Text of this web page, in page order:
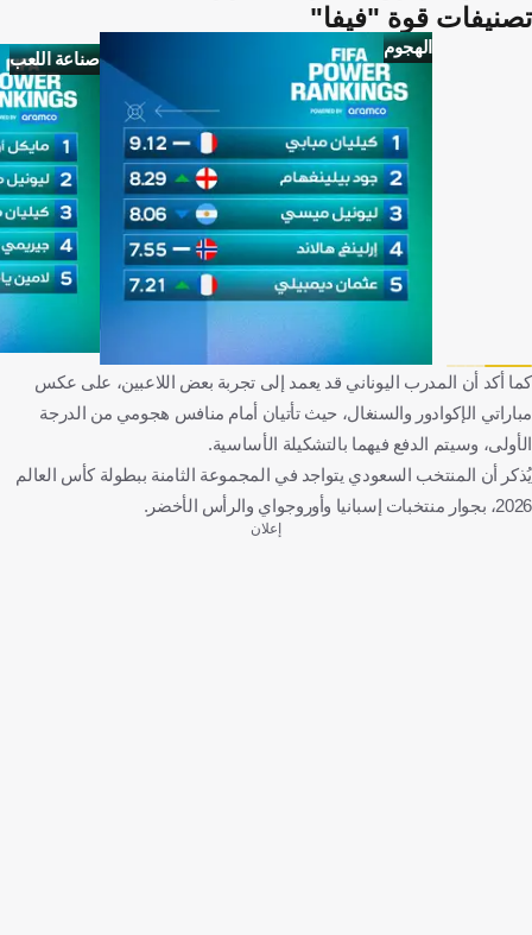
تصنيفات قوة "فيفا"
الهجوم
صناعة اللعب
كما أكد أن المدرب اليوناني قد يعمد إلى تجربة بعض اللاعبين، على عكس
مباراتي الإكوادور والسنغال، حيث تأتيان أمام منافس هجومي من الدرجة
الأولى، وسيتم الدفع فيهما بالتشكيلة الأساسية.
يُذكر أن المنتخب السعودي يتواجد في المجموعة الثامنة ببطولة كأس العالم
2026، بجوار منتخبات إسبانيا وأوروجواي والرأس الأخضر.
إعلان